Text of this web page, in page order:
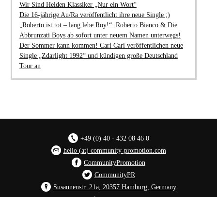
Wir Sind Helden Klassiker „Nur ein Wort“
Die 16-jährige Au/Ra veröffentlicht ihre neue Single ;)
„Roberto ist tot – lang lebe Roy!“: Roberto Bianco & Die
Abbrunzati Boys ab sofort unter neuem Namen unterwegs!
Der Sommer kann kommen! Cari Cari veröffentlichen neue
Single „Zdarlight 1992“ und kündigen große Deutschland
Tour an
+49 (0) 40 - 432 08 46 0
hello (at) community-promotion.com
CommunityPromotion
CommunityPR
Susannenstr. 21a, 20357 Hamburg, Germany